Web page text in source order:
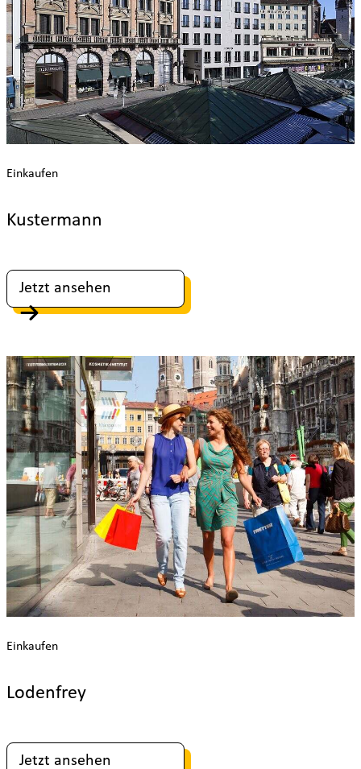
Kustermann
Einkaufen
Jetzt ansehen
Lodenfrey
Einkaufen
Jetzt ansehen